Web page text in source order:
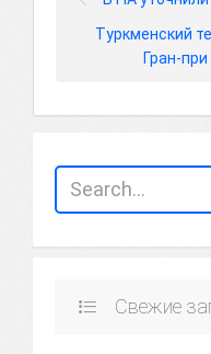
Туркменский
Гран-
Свежие